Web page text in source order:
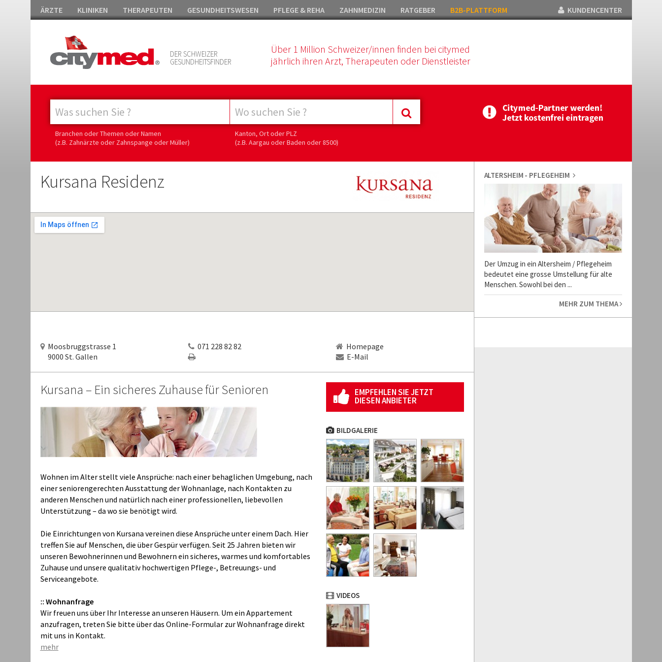
ÄRZTE KLINIKEN THERAPEUTEN GESUNDHEITSWESEN PFLEGE & REHA ZAHNMEDIZIN RATGEBER B2B-PLATTFORM KUNDENCENTER
DER SCHWEIZER
GESUNDHEITSFINDER
Über 1 Million Schweizer/innen finden bei citymed
jährlich ihren Arzt, Therapeuten oder Dienstleister
Branchen oder Themen oder Namen
(z.B. Zahnärzte oder Zahnspange oder Müller)
Kanton, Ort oder PLZ
(z.B. Aargau oder Baden oder 8500)
Kursana Residenz
Moosbruggstrasse 1
9000 St. Gallen
071 228 82 82
Homepage
E-Mail
Kursana – Ein sicheres Zuhause für Senioren
Wohnen im Alter stellt viele Ansprüche: nach einer behaglichen Umgebung, nach
einer seniorengerechten Ausstattung der Wohnanlage, nach Kontakten zu
anderen Menschen und natürlich nach einer professionellen, liebevollen
Unterstützung – da wo sie benötigt wird.
Die Einrichtungen von Kursana vereinen diese Ansprüche unter einem Dach. Hier
treffen Sie auf Menschen, die über Gespür verfügen. Seit 25 Jahren bieten wir
unseren Bewohnerinnen und Bewohnern ein sicheres, warmes und komfortables
Zuhause und unsere qualitativ hochwertigen Pflege-, Betreuungs- und
Serviceangebote.
:: Wohnanfrage
Wir freuen uns über Ihr Interesse an unseren Häusern. Um ein Appartement
anzufragen, treten Sie bitte über das Online-Formular zur Wohnanfrage direkt
mit uns in Kontakt.
mehr
EMPFEHLEN SIE JETZT
DIESEN ANBIETER
BILDGALERIE
VIDEOS
ALTERSHEIM - PFLEGEHEIM
Der Umzug in ein Altersheim / Pflegeheim
bedeutet eine grosse Umstellung für alte
Menschen. Sowohl bei den ...
MEHR ZUM THEMA